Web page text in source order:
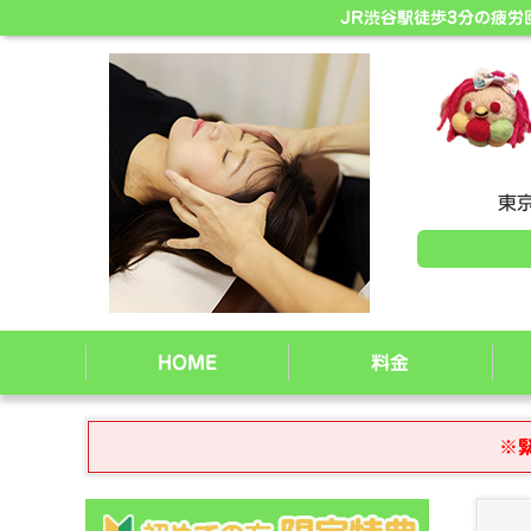
JR渋谷駅徒歩3分の疲労
東
HOME 料金
※